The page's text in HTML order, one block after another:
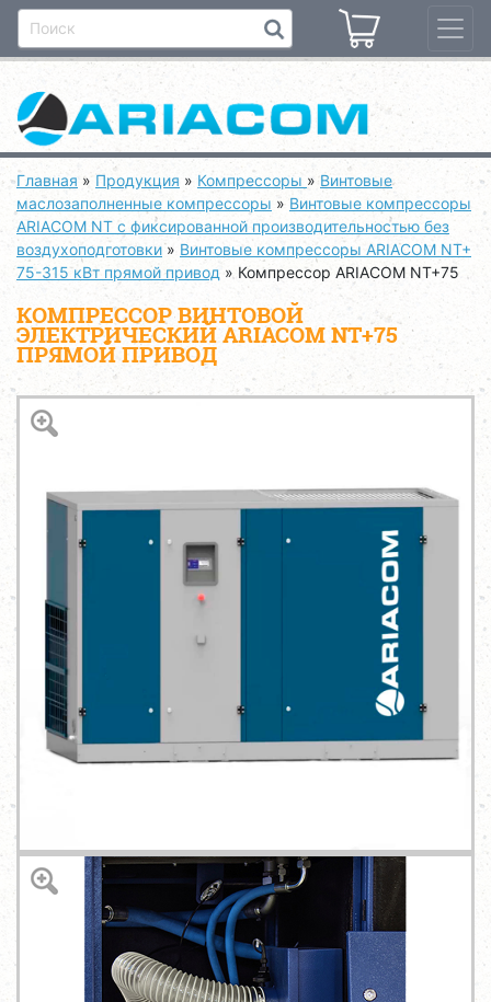
Главная » Продукция » Компрессоры » Винтовые
маслозаполненные компрессоры » Винтовые компрессоры
ARIACOM NT с фиксированной производительностью без
воздухоподготовки» Винтовые компрессоры ARIACOM NT+
75-315 кВт прямой привод » Компрессор ARIACOM NT+75
КОМПРЕССОР ВИНТОВОЙ
ЭЛЕКТРИЧЕСКИЙ ARIACOM NT+75
ПРЯМОЙ ПРИВОД